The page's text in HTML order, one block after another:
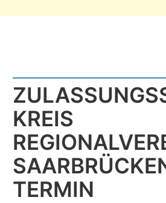
KREIS
TERMIN